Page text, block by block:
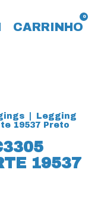
CARRINHO
0
Legging
19537 Preto
19537